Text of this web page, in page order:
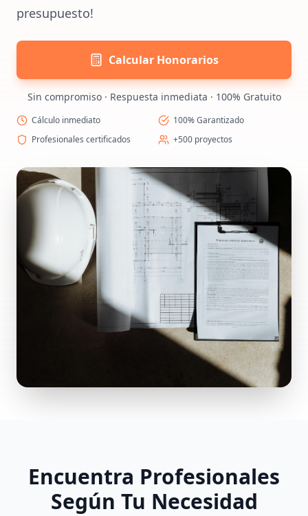
presupuesto!
Calcular Honorarios
Sin compromiso · Respuesta inmediata · 100% Gratuito
Cálculo inmediato
100% Garantizado
Profesionales certificados
+500 proyectos
Encuentra Profesionales
Según Tu Necesidad